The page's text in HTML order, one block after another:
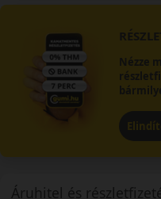
Nézze
Áruhitel és